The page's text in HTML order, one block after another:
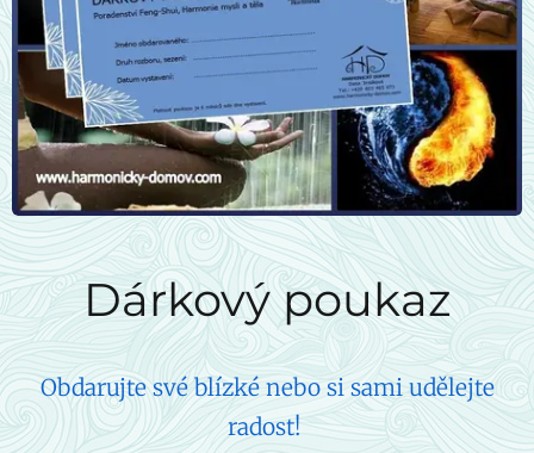
Dárkový poukaz
Obdarujte své blízké nebo si sami udělejte
radost!